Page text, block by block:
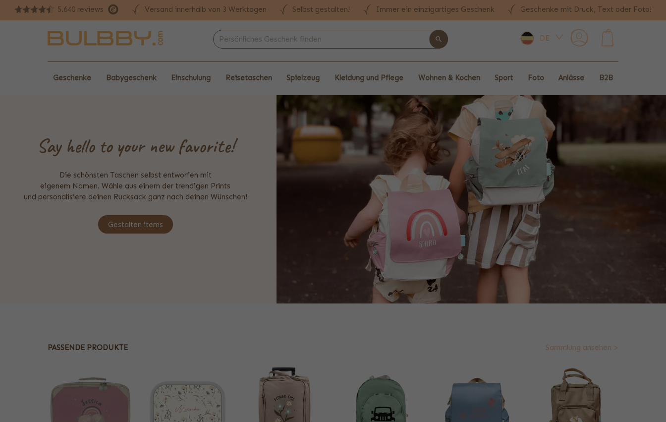
5.640 reviews Versand innerhalb von 3 Werktagen Selbst gestalten! Immer ein einzigartiges Geschenk Geschenke mit Druck, Text oder Foto!
DE
Geschenke Babygeschenk Einschulung Reisetaschen Spielzeug Kleidung und Pflege Wohnen & Kochen Sport Foto Anlässe B2B
Say hello to your new favorite!
Die schönsten Taschen selbst entworfen mit
eigenem Namen. Wähle aus einem der trendigen Prints
und personalisiere deinen Rucksack ganz nach deinen Wünschen!
Gestalten items
PASSENDE PRODUKTE Sammlung ansehen >